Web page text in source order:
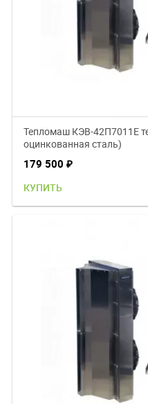
Тепломаш КЭВ-42П7011Е
оцинкованная сталь)
179 500 ₽
КУПИТЬ